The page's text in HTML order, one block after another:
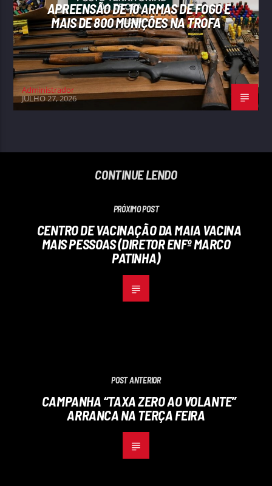
APREENSÃO DE 10 ARMAS DE FOGO E
MAIS DE 800 MUNIÇÕES NA TROFA
Administrador
JULHO 27, 2026
CONTINUE LENDO
PRÓXIMO POST
CENTRO DE VACINAÇÃO DA MAIA VACINA
MAIS PESSOAS (DIRETOR ENFº MARCO
PATINHA)
POST ANTERIOR
CAMPANHA “TAXA ZERO AO VOLANTE”
ARRANCA NA TERÇA FEIRA